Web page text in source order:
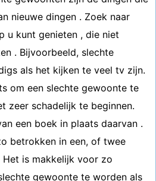
nieuwe dingen . Zoek naar
u kunt genieten , die niet
. Bijvoorbeeld, slechte
als het kijken te veel tv zijn.
om een ​​slechte gewoonte te
zeer schadelijk te beginnen.
een boek in plaats daarvan .
betrokken in een, of twee
is makkelijk voor zo
gewoonte te worden als